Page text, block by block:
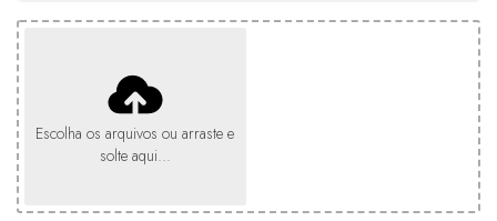
Escolha os arquivos ou arraste e
solte aqui...